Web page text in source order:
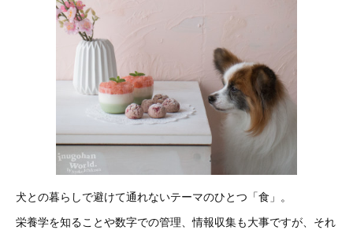
犬との暮らしで避けて通れないテーマのひとつ「食」。
栄養学を知ることや数字での管理、情報収集も大事ですが、それ